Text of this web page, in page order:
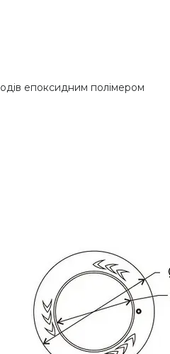
епоксидним полімером